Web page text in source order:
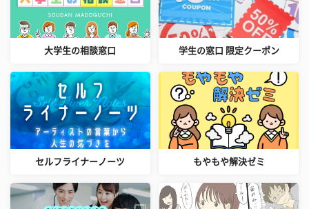
大学生の相談窓口 学生の窓口 限定クーポン
セルフライナーノーツ もやもや解決ゼミ